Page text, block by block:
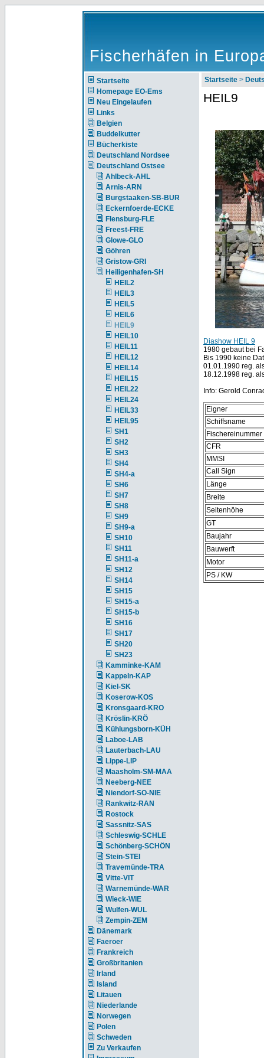
Fischerhäfen in
Startseite
Homepage EO-Ems
Neu Eingelaufen
Links
Belgien
Buddelkutter
Bücherkiste
Deutschland Nordsee
Deutschland Ostsee
Ahlbeck-AHL
Arnis-ARN
Burgstaaken-SB-BUR
Eckernfoerde-ECKE
Flensburg-FLE
Freest-FRE
Glowe-GLO
Göhren
Gristow-GRI
Heiligenhafen-SH
HEIL2
HEIL3
HEIL5
HEIL6
HEIL9
HEIL10
HEIL11
HEIL12
HEIL14
HEIL15
HEIL22
HEIL24
HEIL33
HEIL95
SH1
SH2
SH3
SH4
SH4-a
SH6
SH7
SH8
SH9
SH9-a
SH10
SH11
SH11-a
SH12
SH14
SH15
SH15-a
SH15-b
SH16
SH17
SH20
SH23
Kamminke-KAM
Kappeln-KAP
Kiel-SK
Koserow-KOS
Kronsgaard-KRO
Kröslin-KRÖ
Kühlungsborn-KÜH
Laboe-LAB
Lauterbach-LAU
Lippe-LIP
Maasholm-SM-MAA
Neeberg-NEE
Niendorf-SO-NIE
Rankwitz-RAN
Rostock
Sassnitz-SAS
Schleswig-SCHLE
Schönberg-SCHÖN
Stein-STEI
Travemünde-TRA
Vitte-VIT
Warnemünde-WAR
Wieck-WIE
Wulfen-WUL
Zempin-ZEM
Dänemark
Faeroer
Frankreich
Großbritanien
Irland
Island
Litauen
Niederlande
Norwegen
Polen
Schweden
Zu Verkaufen
Startseite >
HEIL9
Diashow HEIL 9
1980 gebaut bei
Bis 1990 keine
01.01.1990 reg.
18.12.1998 reg.
Info: Gerold
Eigner
Schiffsname
Fischereinummer
CFR
MMSI
Call Sign
Länge
Breite
Seitenhöhe
GT
Baujahr
Bauwerft
Motor
PS / KW